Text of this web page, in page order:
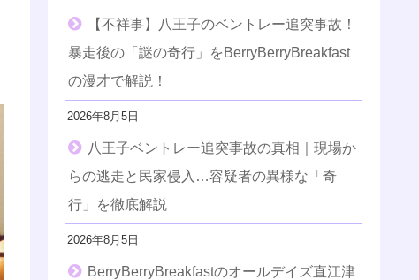
【不祥事】八王子のベントレー追突事故！
暴走後の「謎の奇行」をBerryBerryBreakfast
の漫才で解説！
2026年8月5日
八王子ベントレー追突事故の真相｜現場か
らの逃走と民家侵入…容疑者の異様な「奇
行」を徹底解説
2026年8月5日
BerryBerryBreakfastのオールデイズ直江津